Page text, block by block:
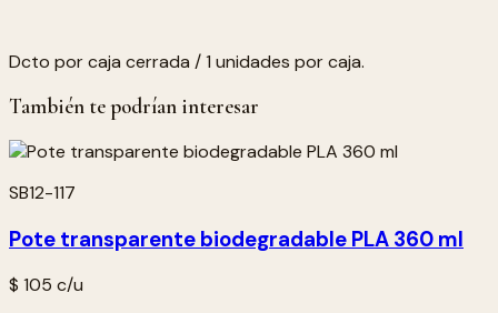
Dcto por caja cerrada / 1 unidades por caja.
También te podrían interesar
SB12-117
Pote transparente biodegradable PLA 360 ml
$ 105 c/u